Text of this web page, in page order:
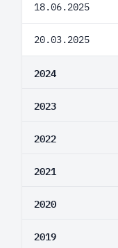
18.06.2025
20.03.2025
2024
2023
2022
2021
2020
2019